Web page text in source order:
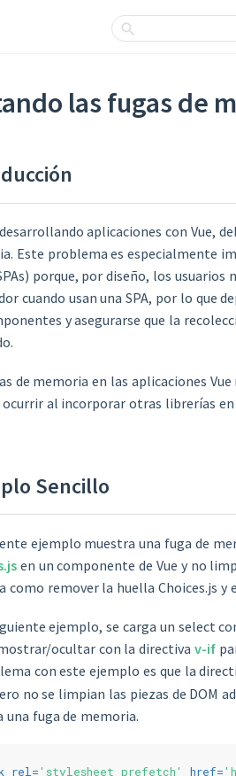
las fugas de
aplicaciones con Vue,
Este problema es especialmente
porque, por diseño, los usuarios
cuando usan una SPA, por lo que
y asegurarse que la
de memoria en las aplicaciones
ocurrir al incorporar otras librerías en
Sencillo
ejemplo muestra una fuga de
en un componente de Vue y no
como remover la huella Choices.js y
ejemplo, se carga un select
ocultar con la directiva v-if
con este ejemplo es que la
no se limpian las piezas de DOM
una fuga de memoria.
rel ='stylesheet prefetch' href=